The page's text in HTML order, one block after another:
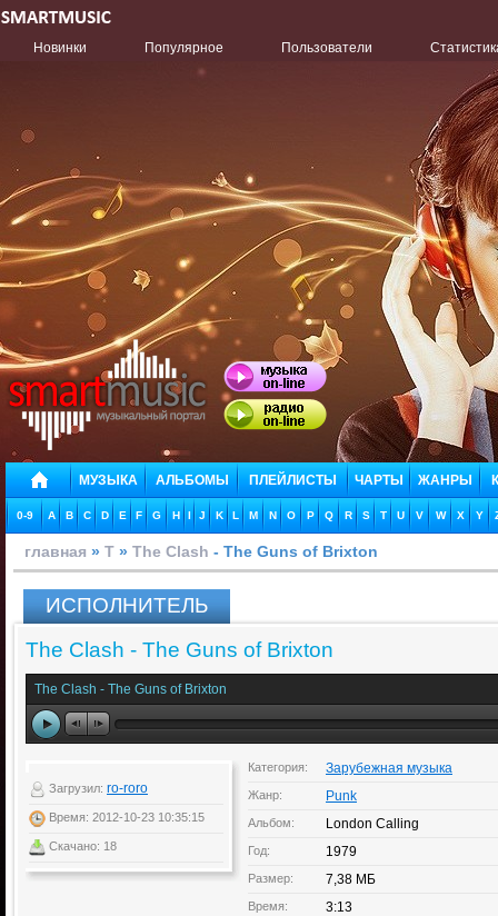
Новинки Популярное Пользователи
МУЗЫКА АЛЬБОМЫ ПЛЕЙЛИСТЫ ЧАРТЫ ЖАНРЫ
0-9 A B C D E F G H I J K L M N O P Q R S T U V W X Y
главная » T » The Clash - The Guns of Brixton
ИСПОЛНИТЕЛЬ
The Clash - The Guns of Brixton
The Clash - The Guns of Brixton
Загрузил: ro-roro
Время: 2012-10-23 10:35:15
Скачано: 18
Категория: Зарубежная музыка
Жанр: Punk
Альбом: London Calling
Год: 1979
Размер: 7,38 МБ
Время: 3:13